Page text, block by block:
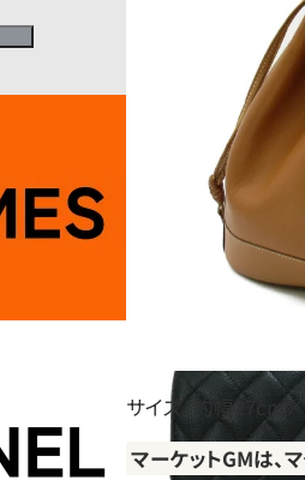
サイズ：約幅
マーケットGMは、